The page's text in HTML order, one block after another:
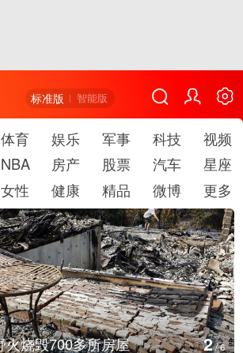
标准版 智能版
体育 娱乐 军事 科技
视频
NBA 房产 股票 汽车
星座
女性 健康 精品 微博 更多
图集
叙利亚：大马士革发生爆炸 3/6